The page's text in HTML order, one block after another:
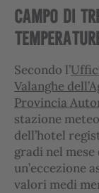
CAMPO DI
Secondo l’
Valanghe
Provincia
stazione
dell’hotel
gradi nel
un’eccezione
valori medi